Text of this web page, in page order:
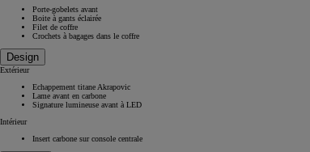
Porte-gobelets avant
Boite à gants éclairée
Filet de coffre
Crochets à bagages dans le coffre
Design
Extérieur
Echappement titane Akrapovic
Lame avant en carbone
Signature lumineuse avant à LED
Intérieur
Insert carbone sur console centrale